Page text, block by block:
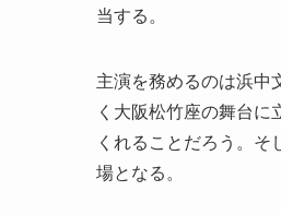
当する。
主演を務めるのは浜中
く大阪松竹座の舞台
くれることだろう。
場となる。